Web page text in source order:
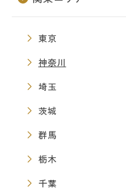
東京
神奈川
埼玉
茨城
群馬
栃木
千葉